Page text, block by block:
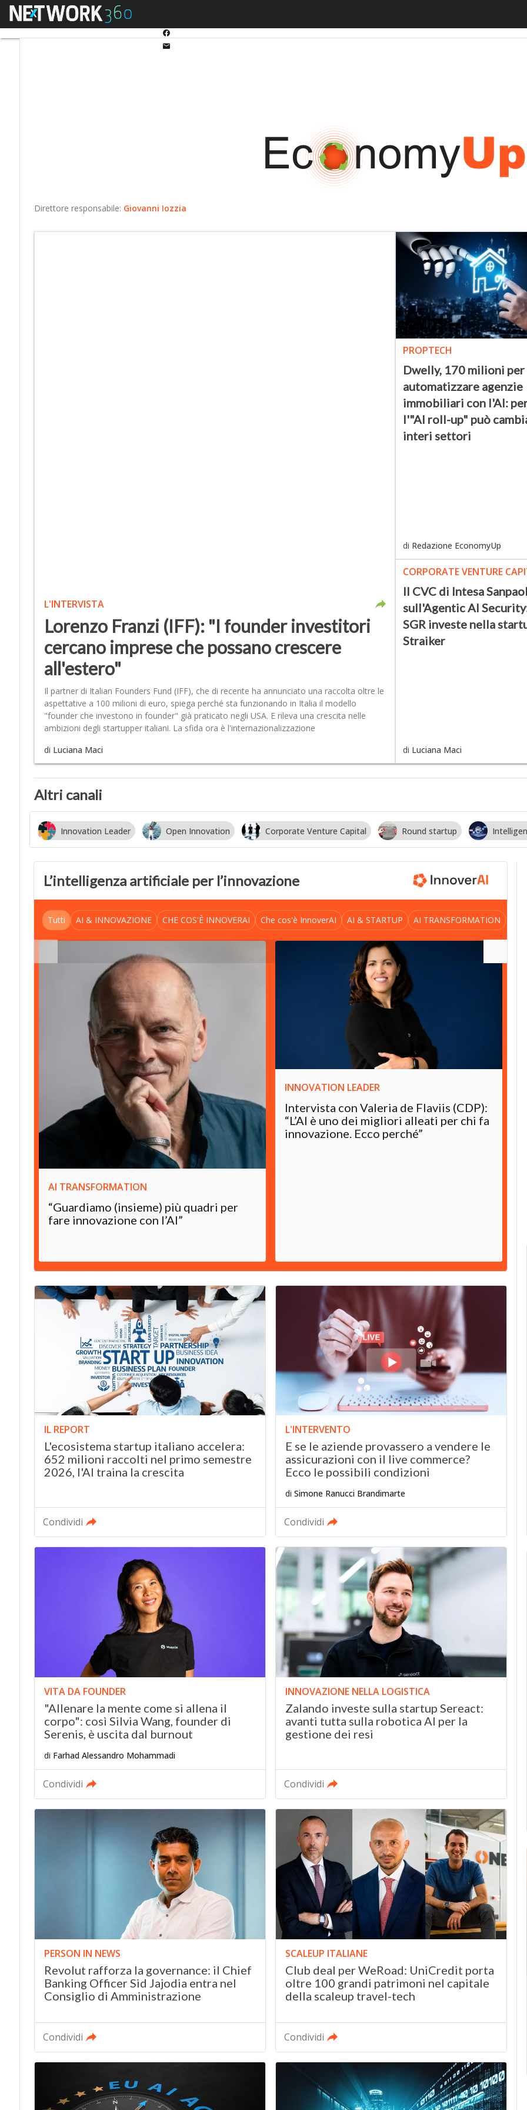
Menu
Facebook
Direttore responsabile: Giovanni Iozzia
L'INTERVISTA
Lorenzo Franzi (IFF): "I founder investitori
cercano imprese che possano crescere
all'estero"
Il partner di Italian Founders Fund (IFF), che di recente ha annunciato una raccolta oltre le
aspettative a 100 milioni di euro, spiega perché sta funzionando in Italia il modello
"founder che investono in founder" già praticato negli USA. E rileva una crescita nelle
ambizioni degli startupper italiani. La sfida ora è l'internazionalizzazione
di Luciana Maci
PROPTECH
Dwelly, 170 milioni per
automatizzare agenzie
immobiliari con l'AI:
l'"AI roll-up" può
interi settori
di Redazione EconomyUp
CORPORATE VENTURE
Il CVC di Intesa
sull'Agentic AI
SGR investe nella
Straiker
di Luciana Maci
Altri canali
Innovation Leader Open Innovation Corporate Venture Capital Round startup
L’intelligenza artificiale per l’innovazione
Tutti AI & INNOVAZIONE CHE COS'È INNOVERAI Che cos'è InnoverAI AI & STARTUP AI TRANSFORMATION
AI TRANSFORMATION
“Guardiamo (insieme) più quadri per
fare innovazione con l’AI”
INNOVATION LEADER
Intervista con Valeria de Flaviis (CDP):
“L’AI è uno dei migliori alleati per chi fa
innovazione. Ecco perché”
IL REPORT
L'ecosistema startup italiano accelera:
652 milioni raccolti nel primo semestre
2026, l'AI traina la crescita
Condividi
L'INTERVENTO
E se le aziende provassero a vendere le
assicurazioni con il live commerce?
Ecco le possibili condizioni
di Simone Ranucci Brandimarte
Condividi
VITA DA FOUNDER
"Allenare la mente come si allena il
corpo": così Silvia Wang, founder di
Serenis, è uscita dal burnout
di Farhad Alessandro Mohammadi
Condividi
INNOVAZIONE NELLA LOGISTICA
Zalando investe sulla startup Sereact:
avanti tutta sulla robotica AI per la
gestione dei resi
Condividi
PERSON IN NEWS
Revolut rafforza la governance: il Chief
Banking Officer Sid Jajodia entra nel
Consiglio di Amministrazione
Condividi
SCALEUP ITALIANE
Club deal per WeRoad: UniCredit porta
oltre 100 grandi patrimoni nel capitale
della scaleup travel-tech
Condividi